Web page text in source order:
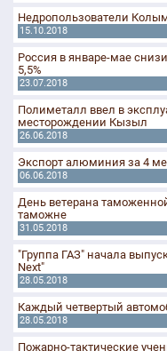
Недропользователи
15.10.2018
Россия в январе-мае
5,5%
23.07.2018
Полиметалл ввел в
месторождении Кызыл
26.06.2018
Экспорт алюминия за 4
06.06.2018
День ветерана
таможне
31.05.2018
"Группа ГАЗ" начала
Next"
28.05.2018
Каждый четвертый
28.05.2018
Пожарно-тактические